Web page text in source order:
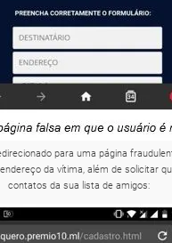
para uma página
da vítima, além de solicitar
contatos da sua lista de amigos: